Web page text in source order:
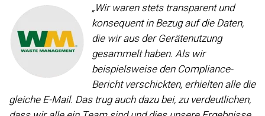
„Wir waren stets transparent und
konsequent in Bezug auf die Daten,
die wir aus der Gerätenutzung
gesammelt haben. Als wir
beispielsweise den Compliance-
Bericht verschickten, erhielten alle die
gleiche E-Mail. Das trug auch dazu bei, zu verdeutlichen,